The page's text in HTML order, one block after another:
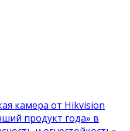
камера от Hikvision
продукт года» в